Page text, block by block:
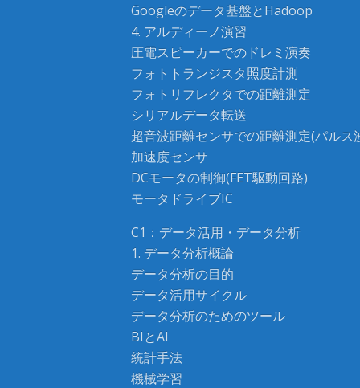
Googleのデータ基盤とHadoop
4. アルディーノ演習
圧電スピーカーでのドレミ演奏
フォトトランジスタ照度計測
フォトリフレクタでの距離測定
シリアルデータ転送
超音波距離センサでの距離測定(パルス
加速度センサ
DCモータの制御(FET駆動回路)
モータドライブIC
C1：データ活用・データ分析
1. データ分析概論
データ分析の目的
データ活用サイクル
データ分析のためのツール
BIとAI
統計手法
機械学習